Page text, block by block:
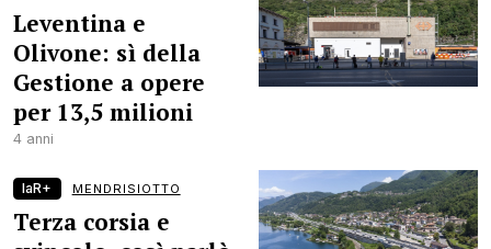
Leventina e
Olivone: sì della
Gestione a opere
per 13,5 milioni
4 anni
laR+ MENDRISIOTTO
Terza corsia e